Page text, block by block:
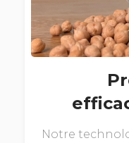
Notre